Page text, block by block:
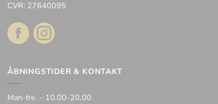
CVR: 27640095
ÅBNINGSTIDER & KONTAKT
Man-fre. – 10.00-20.00